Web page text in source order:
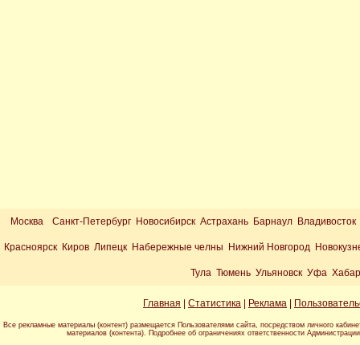
Москва Санкт-Петербург Новосибирск Астрахань Барнаул
Красноярск Киров Липецк Набережные челны Нижний Новгород
Тула Тюмень Ульяновск Уфа
Главная Статистика Реклама
Все рекламные материалы (контент) размещается Пользователями сайта, посредством личного
материалов (контента). Подробнее об ограничениях ответственности